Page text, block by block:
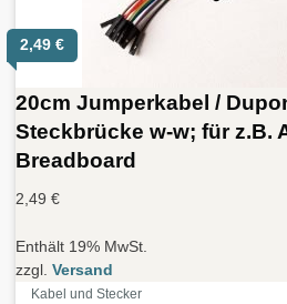
2,49 €
20cm Jumperkabel /
Steckbrücke w-w; für z.B.
Breadboard
2,49 €
Enthält 19% MwSt.
zzgl. Versand
Kabel und Stecker